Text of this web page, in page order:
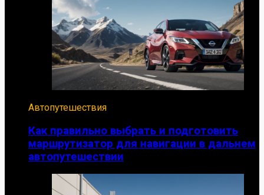
Автопутешествия
Как правильно выбрать и подготовить
маршрутизатор для навигации в дальнем
автопутешествии